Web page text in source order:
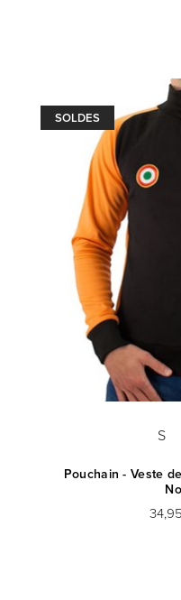
SOLDES
S
Pouchain - Veste